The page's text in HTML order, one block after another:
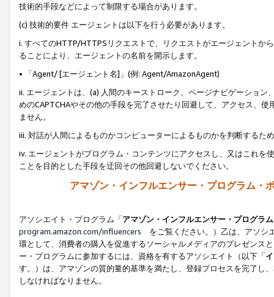
技術的手段などによって制限する場合があります。
(c) 技術的要件 エージェントは以下を行う必要があります。
i. すべてのHTTP/HTTPSリクエストで、リクエストがエージェントか
ることにより、エージェントの名前を開示します。
• 「Agent/ [エージェント名]」(例: Agent/AmazonAgent)
ii. エージェントは、(a) 人間のキーストローク、ページナビゲーショ
めのCAPTCHAやその他の手段を完了させたり回避して、アクセス、
ません。
iii. 対話が人間によるものかコンピューターによるものかを判断するた
iv. エージェントがプログラム・コンテンツにアクセスし、又はこれ
ことを目的とした手段を迂回その他回避しないでください。
アマゾン・インフルエンサー・プログラム・
アソシエイト・プログラム「アマゾン・インフルエンサー・プログラム
program.amazon.com/influencers をご覧ください。）乙は、アソシ
環として、消費者の購入を促進するソーシャルメディアのプレゼンス
ー・プログラムに参加するには、資格を有するアソシエイト（以下「
す。）は、アマゾンの質的量的基準を満たし、登録プロセスを完了し、
しなければなりません。